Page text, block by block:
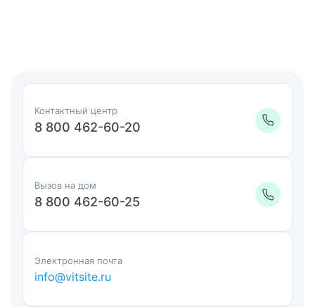
Записаться на приём
Контактный центр
8 800 462-60-20
Вызов на дом
8 800 462-60-25
Электронная почта
info@vitsite.ru